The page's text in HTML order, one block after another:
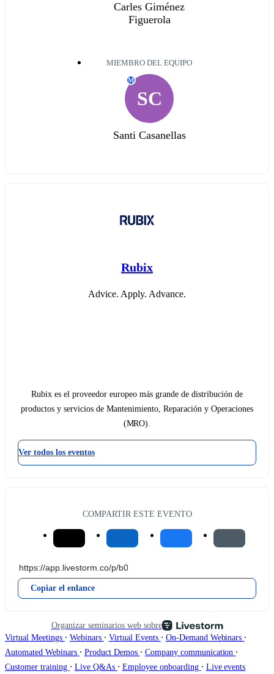
Carles Giménez
Figuerola
MIEMBRO DEL EQUIPO
SC
M
Santi Casanellas
Rubix
Advice. Apply. Advance.
Rubix es el proveedor europeo más grande de distribución de
productos y servicios de Mantenimiento, Reparación y Operaciones
(MRO).
Ver todos los eventos
COMPARTIR ESTE EVENTO
Copiar el enlance
Organizar seminarios web sobre
Virtual Meetings ∙ Webinars ∙ Virtual Events ∙ On-Demand Webinars ∙
Automated Webinars ∙ Product Demos ∙ Company communication ∙
Customer training ∙ Live Q&As ∙ Employee onboarding ∙ Live events